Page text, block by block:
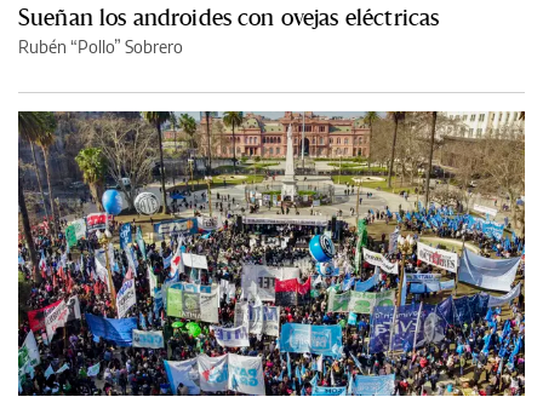
Sueñan los androides con ovejas eléctricas
Rubén “Pollo” Sobrero